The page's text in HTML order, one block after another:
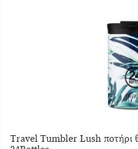
Travel Tumbler Lush ποτήρι